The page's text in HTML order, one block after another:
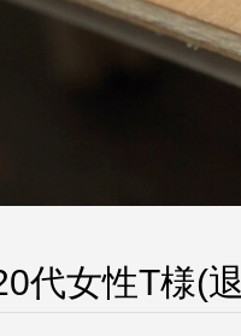
代女性T様(